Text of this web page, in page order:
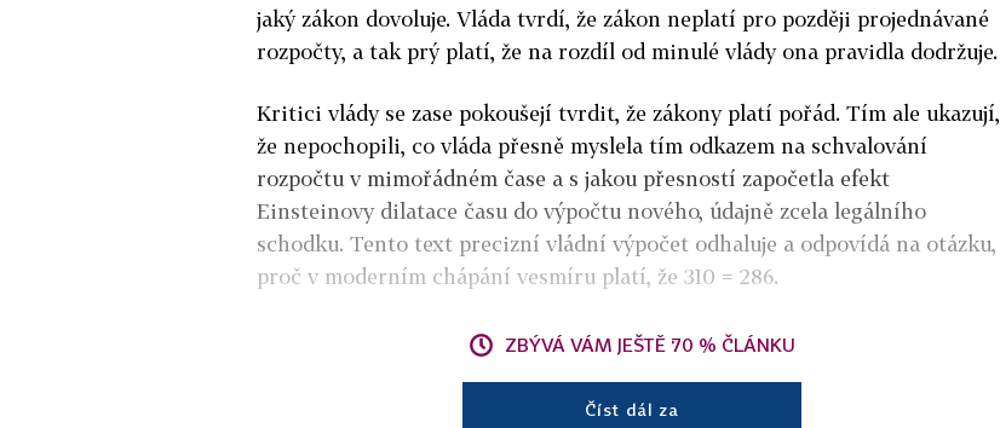
jaký zákon dovoluje. Vláda tvrdí, že zákon neplatí pro později projednávané
rozpočty, a tak prý platí, že na rozdíl od minulé vlády ona pravidla dodržuje.
Kritici vlády se zase pokoušejí tvrdit, že zákony platí pořád. Tím ale ukazují,
že nepochopili, co vláda přesně myslela tím odkazem na schvalování
rozpočtu v mimořádném čase a s jakou přesností započetla efekt
Einsteinovy dilatace času do výpočtu nového, údajně zcela legálního
schodku. Tento text precizní vládní výpočet odhaluje a odpovídá na otázku,
proč v moderním chápání vesmíru platí, že 310 = 286.
ZBÝVÁ VÁM JEŠTĚ 70 % ČLÁNKU
Číst dál za